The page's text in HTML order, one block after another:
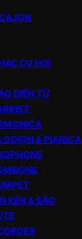
CỤ HƠI
ĐIỆN TỬ
& PIANICA
KÈN & SÁO